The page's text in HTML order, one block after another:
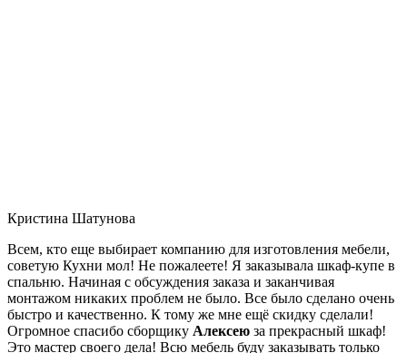
Кристина Шатунова
Всем, кто еще выбирает компанию для изготовления мебели,
советую Кухни мол! Не пожалеете! Я заказывала шкаф-купе в
спальню. Начиная с обсуждения заказа и заканчивая
монтажом никаких проблем не было. Все было сделано очень
быстро и качественно. К тому же мне ещё скидку сделали!
Огромное спасибо сборщику Алексею за прекрасный шкаф!
Это мастер своего дела! Всю мебель буду заказывать только